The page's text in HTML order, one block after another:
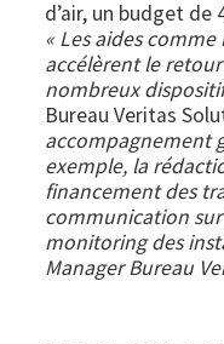
d’air, un budget de
« Les aides comme
accélèrent le
nombreux
Bureau Veritas
accompagnement
exemple, la
financement des
communication sur
monitoring des
Manager Bureau